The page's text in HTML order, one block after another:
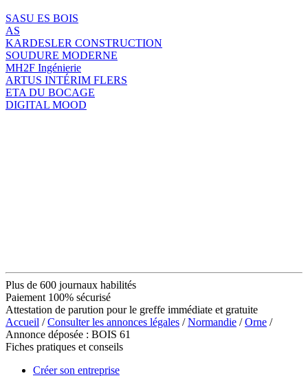
SASU ES BOIS
AS
KARDESLER CONSTRUCTION
SOUDURE MODERNE
MH2F Ingénierie
ARTUS INTÉRIM FLERS
ETA DU BOCAGE
DIGITAL MOOD
Plus de 600 journaux habilités
Paiement 100% sécurisé
Attestation de parution pour le greffe immédiate et gratuite
Accueil /Consulter les annonces légales /Normandie /Orne /
Annonce déposée : BOIS 61
Fiches pratiques et conseils
Créer son entreprise